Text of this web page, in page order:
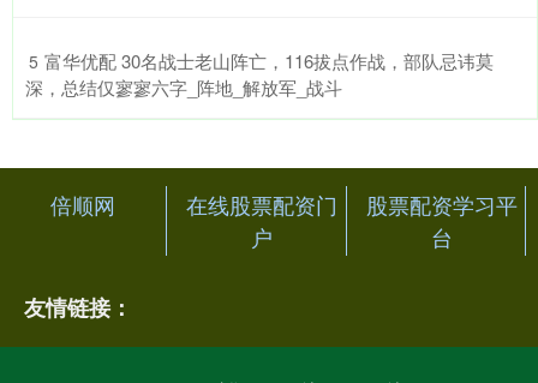
5 ​富华优配 30名战士老山阵亡，116拔点作战，部队忌讳莫
深，总结仅寥寥六字_阵地_解放军_战斗
倍顺网
在线股票配资门
户
股票配资学习平
台
友情链接：